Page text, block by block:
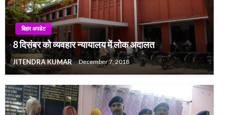
बिहार अपडेट
8 दिसंबर को व्यवहार न्यायालय में लोक अदालत
JITENDRA KUMAR December 7, 2018